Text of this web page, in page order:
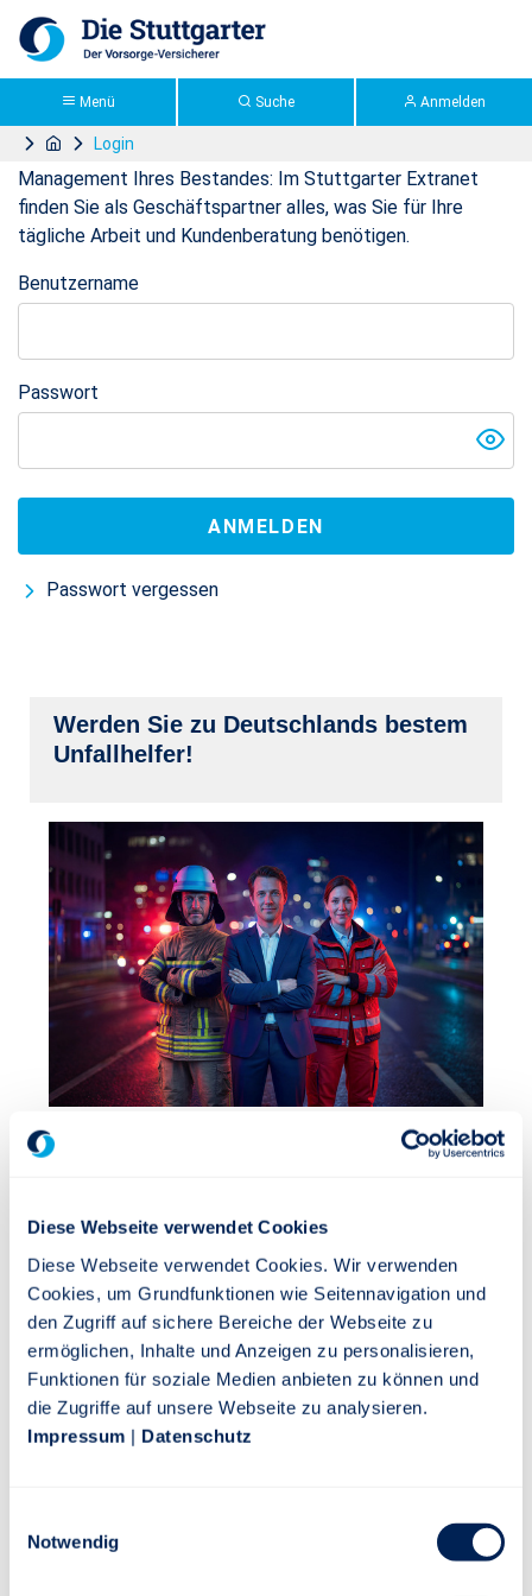
Diese Webseite verwendet Cookies
Diese Webseite verwendet Cookies. Wir verwenden
Cookies, um Grundfunktionen wie Seitennavigation und
den Zugriff auf sichere Bereiche der Webseite zu
ermöglichen, Inhalte und Anzeigen zu personalisieren,
Funktionen für soziale Medien anbieten zu können und
die Zugriffe auf unsere Webseite zu analysieren.
Impressum | Datenschutz
Notwendig
Zum Hauptinhalt springen
Menü Suche Anmelden
Login
>Stuttgarter Extranet: Login
Das Stuttgarter Extranet
Herzlich willkommen!
Ob Broschüre, Vertragsunterlagen, Tarifrechner oder das
Management Ihres Bestandes: Im Stuttgarter Extranet
finden Sie als Geschäftspartner alles, was Sie für Ihre
tägliche Arbeit und Kundenberatung benötigen.
Anmeldung
Benutzername
Passwort
ANMELDEN
Passwort vergessen
Werden Sie zu Deutschlands bestem
Unfallhelfer!
Mit richtig gutem Unfallschutz und dem Baustein
wirkungsvollen Vertriebshilfen wie Anschreiben,
Video und Social Media Posts.
Mehr Infos finden Sie hier